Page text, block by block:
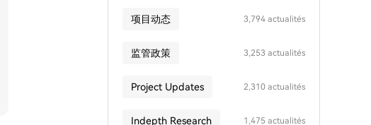
项目动态 3,794 actualités
监管政策 3,253 actualités
Project Updates 2,310 actualités
Indepth Research 1,475 actualités